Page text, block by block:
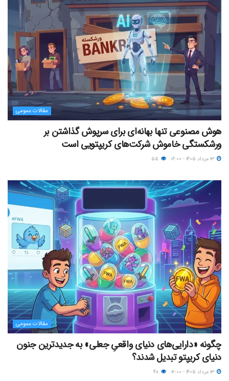
مقالات عمومی
هوش مصنوعی تنها بهانه‌ای برای سرپوش گذاشتن بر
ورشکستگی خاموش شرکت‌های کریپتویی است
مقالات عمومی
چگونه «دارایی‌های دنیای واقعیِ جعلی» به جدیدترین جنون
دنیای کریپتو تبدیل شدند؟